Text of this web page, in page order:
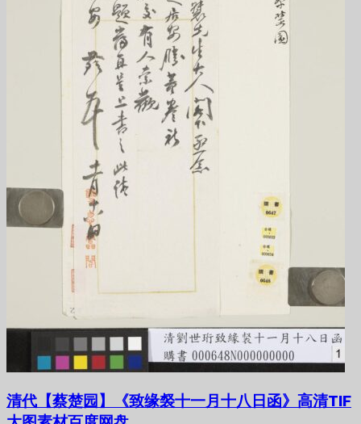
清代【蔡楚园】《致缘裻十一月十八日函》高清TIF